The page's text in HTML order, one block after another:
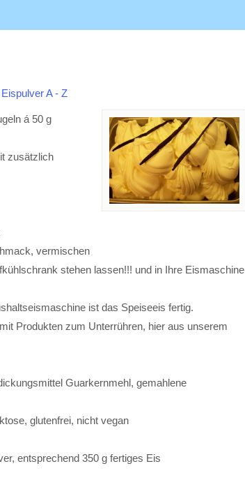
Eispulver A - Z
á 50 g
zusätzlich
vermischen
stehen lassen!!! und in Ihre Eismaschine
ist das Speiseeis fertig.
Produkten zum Unterrühren, hier aus unserem
Guarkernmehl, gemahlene
glutenfrei, nicht vegan
entsprechend 350 g fertiges Eis